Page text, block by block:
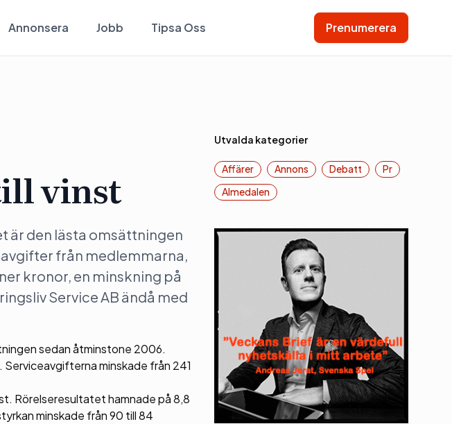
Annonsera Jobb Tipsa Oss Prenumerera
vinst
är den lästa omsättningen
från medlemmarna,
kronor, en minskning på
Service AB ändå med
sedan åtminstone 2006.
minskade från 241
Rörelseresultatet hamnade på 8,8
minskade från 90 till 84
Utvalda kategorier
Affärer Annons Debatt
Pr
Almedalen